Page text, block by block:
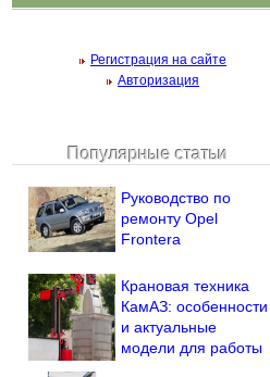
Регистрация на сайте
Авторизация
Напомнить пароль?
Популярные статьи
Руководство по
ремонту Оpel
Frontera
Крановая техника
КамАЗ: особенности
и актуальные
модели для работы